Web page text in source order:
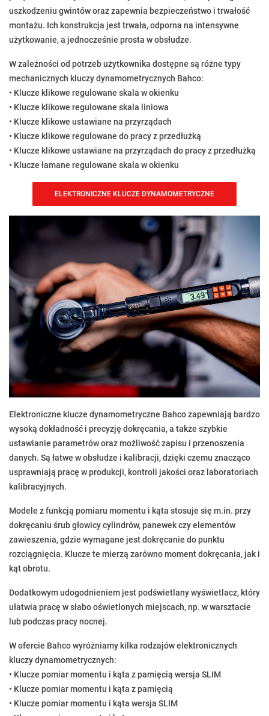
uszkodzeniu gwintów oraz zapewnia bezpieczeństwo i trwałość
montażu. Ich konstrukcja jest trwała, odporna na intensywne
użytkowanie, a jednocześnie prosta w obsłudze.
W zależności od potrzeb użytkownika dostępne są różne typy
mechanicznych kluczy dynamometrycznych Bahco:
• Klucze klikowe regulowane skala w okienku
• Klucze klikowe regulowane skala liniowa
• Klucze klikowe ustawiane na przyrządach
• Klucze klikowe regulowane do pracy z przedłużką
• Klucze klikowe ustawiane na przyrządach do pracy z przedłużką
• Klucze łamane regulowane skala w okienku
ELEKTRONICZNE KLUCZE DYNAMOMETRYCZNE
Elektroniczne klucze dynamometryczne Bahco zapewniają bardzo
wysoką dokładność i precyzję dokręcania, a także szybkie
ustawianie parametrów oraz możliwość zapisu i przenoszenia
danych. Są łatwe w obsłudze i kalibracji, dzięki czemu znacząco
usprawniają pracę w produkcji, kontroli jakości oraz laboratoriach
kalibracyjnych.
Modele z funkcją pomiaru momentu i kąta stosuje się m.in. przy
dokręcaniu śrub głowicy cylindrów, panewek czy elementów
zawieszenia, gdzie wymagane jest dokręcanie do punktu
rozciągnięcia. Klucze te mierzą zarówno moment dokręcania, jak i
kąt obrotu.
Dodatkowym udogodnieniem jest podświetlany wyświetlacz, który
ułatwia pracę w słabo oświetlonych miejscach, np. w warsztacie
lub podczas pracy nocnej.
W ofercie Bahco wyróżniamy kilka rodzajów elektronicznych
kluczy dynamometrycznych:
• Klucze pomiar momentu i kąta z pamięcią wersja SLIM
• Klucze pomiar momentu i kąta z pamięcią
• Klucze pomiar momentu i kąta wersja SLIM